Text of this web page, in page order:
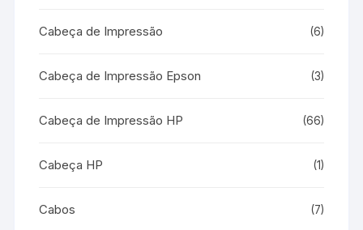
Cabeça de Impressão (6)
Cabeça de Impressão Epson (3)
Cabeça de Impressão HP (66)
Cabeça HP (1)
Cabos (7)